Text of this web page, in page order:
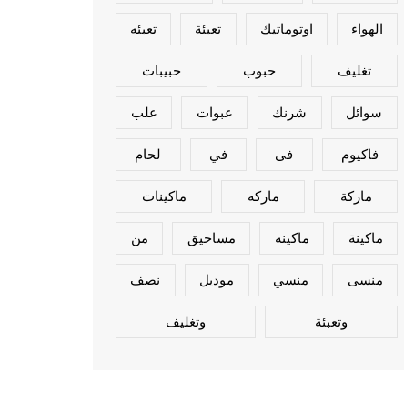
الهواء اوتوماتيك تعبئة تعبئه
تغليف حبوب حبيبات
سوائل شرنك عبوات علب
فاكيوم فى في لحام
ماركة ماركه ماكينات
ماكينة ماكينه مساحيق من
منسى منسي موديل نصف
وتعبئة وتغليف